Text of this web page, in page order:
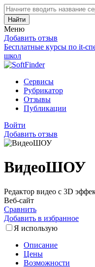
Найти
Меню
Добавить отзыв
Бесплатные курсы по it-
школ
Сервисы
Рубрикатор
Отзывы
Публикации
Войти
Добавить отзыв
ВидеоШОУ
Редактор видео с 3D
Веб-сайт
Сравнить
Добавить в избранное
Я использую
Описание
Цены
Возможности